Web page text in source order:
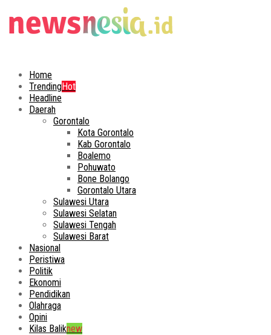
Home
TrendingHot
Headline
Daerah
Gorontalo
Kota Gorontalo
Kab Gorontalo
Boalemo
Pohuwato
Bone Bolango
Gorontalo Utara
Sulawesi Utara
Sulawesi Selatan
Sulawesi Tengah
Sulawesi Barat
Nasional
Peristiwa
Politik
Ekonomi
Pendidikan
Olahraga
Opini
Kilas Baliknew